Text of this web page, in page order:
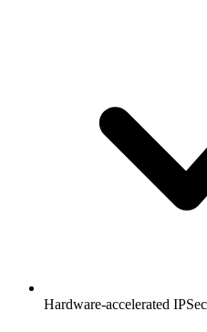
Hardware-accelerated